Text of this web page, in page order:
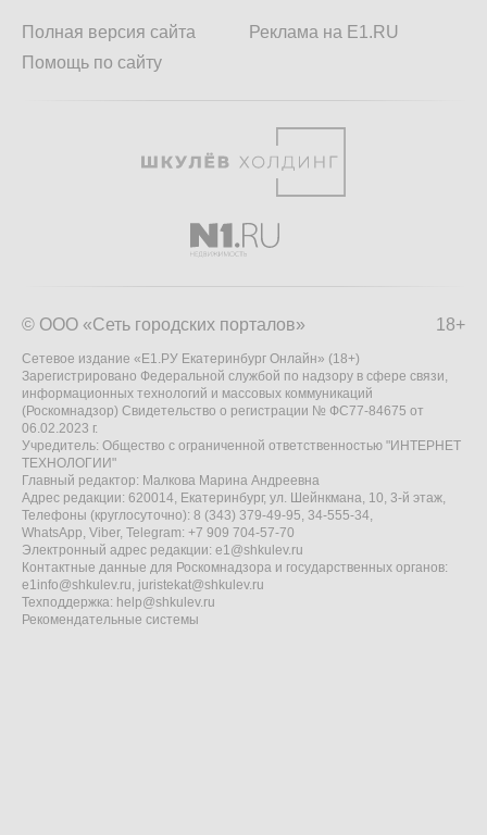
Полная версия сайта
Помощь по сайту
Реклама на E1.RU
18+
© ООО «Сеть городских порталов»
Сетевое издание «Е1.РУ Екатеринбург Онлайн» (18+)
Зарегистрировано Федеральной службой по надзору в сфере связи,
информационных технологий и массовых коммуникаций
(Роскомнадзор) Свидетельство о регистрации № ФС77-84675 от
06.02.2023 г.
Учредитель: Общество с ограниченной ответственностью "ИНТЕРНЕТ
ТЕХНОЛОГИИ"
Главный редактор: Малкова Марина Андреевна
Адрес редакции: 620014, Екатеринбург, ул. Шейнкмана, 10, 3-й этаж,
Телефоны (круглосуточно): 8 (343) 379-49-95, 34-555-34,
WhatsApp, Viber, Telegram: +7 909 704-57-70
Электронный адрес редакции: e1@shkulev.ru
Контактные данные для Роскомнадзора и государственных органов:
e1info@shkulev.ru, juristekat@shkulev.ru
Техподдержка: help@shkulev.ru
Рекомендательные системы